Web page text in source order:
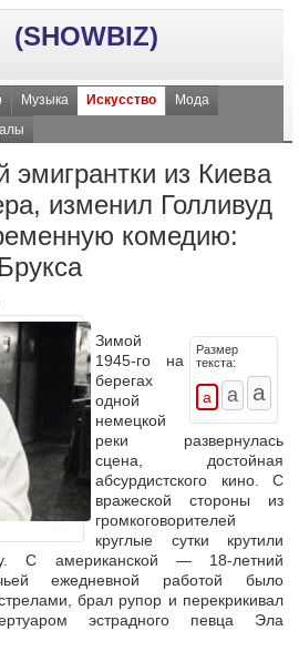
(SHOWBIZ)
Музыка Искусство
Мода
эмигрантки из Киева
изменил Голливуд
комедию:
Размер
текста:
Зимой
1945-го на
берегах
одной
немецкой
реки развернулась
сцена, достойная
абсурдистского кино. С
вражеской стороны из
громкоговорителей
круглые сутки крутили
С американской — 18-летний
ежедневной работой было
брал рупор и перекрикивал
эстрадного певца Эла